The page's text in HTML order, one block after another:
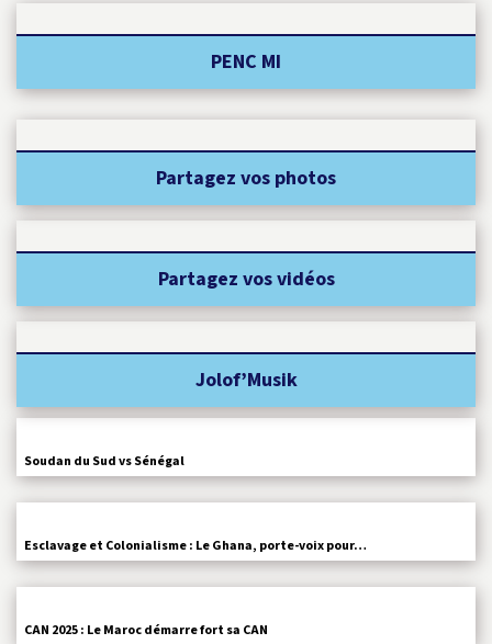
Soudan du Sud vs Sénégal
Esclavage et Colonialisme : Le Ghana, porte-voix pour…
CAN 2025 : Le Maroc démarre fort sa CAN
PENC MI
Partagez vos photos
Partagez vos vidéos
Jolof’Musik